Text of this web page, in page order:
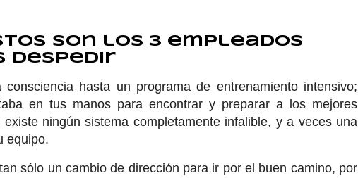
son los 3 empleados
despedir
hasta un programa de entrenamiento intensivo;
en tus manos para encontrar y preparar a los mejores
ningún sistema completamente infalible, y a veces una
equipo.
sólo un cambio de dirección para ir por el buen camino, por